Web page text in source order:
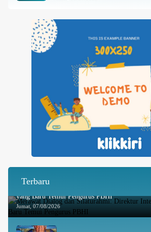
Terbaru
Merawat Dialog dan Silaturahmi: Direktur
yang Baru Temui Pengurus PBHI
Jumat, 07/08/2026